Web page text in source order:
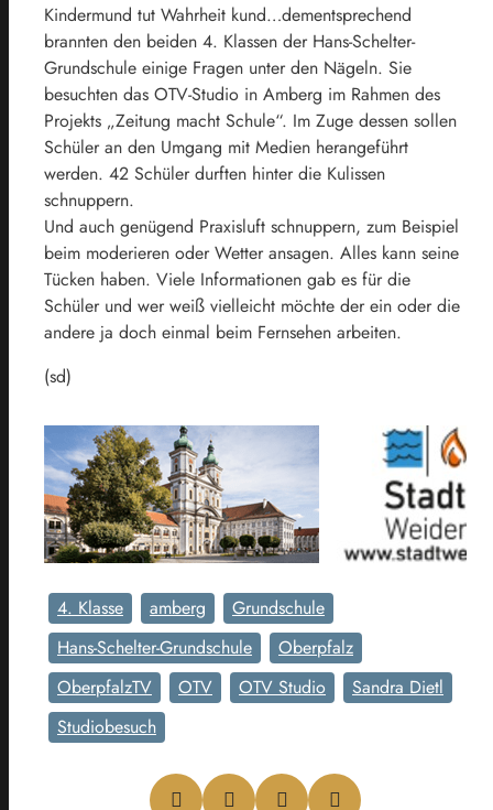
Kindermund tut Wahrheit kund…dementsprechend
brannten den beiden 4. Klassen der Hans-Schelter-
Grundschule einige Fragen unter den Nägeln. Sie
besuchten das OTV-Studio in Amberg im Rahmen des
Projekts „Zeitung macht Schule“. Im Zuge dessen sollen
Schüler an den Umgang mit Medien herangeführt
werden. 42 Schüler durften hinter die Kulissen
schnuppern.
Und auch genügend Praxisluft schnuppern, zum Beispiel
beim moderieren oder Wetter ansagen. Alles kann seine
Tücken haben. Viele Informationen gab es für die
Schüler und wer weiß vielleicht möchte der ein oder die
andere ja doch einmal beim Fernsehen arbeiten.
(sd)
4. Klasse amberg
Grundschule
Hans-Schelter-Grundschule
Oberpfalz
OberpfalzTV
OTV OTV Studio
Sandra Dietl
Studiobesuch